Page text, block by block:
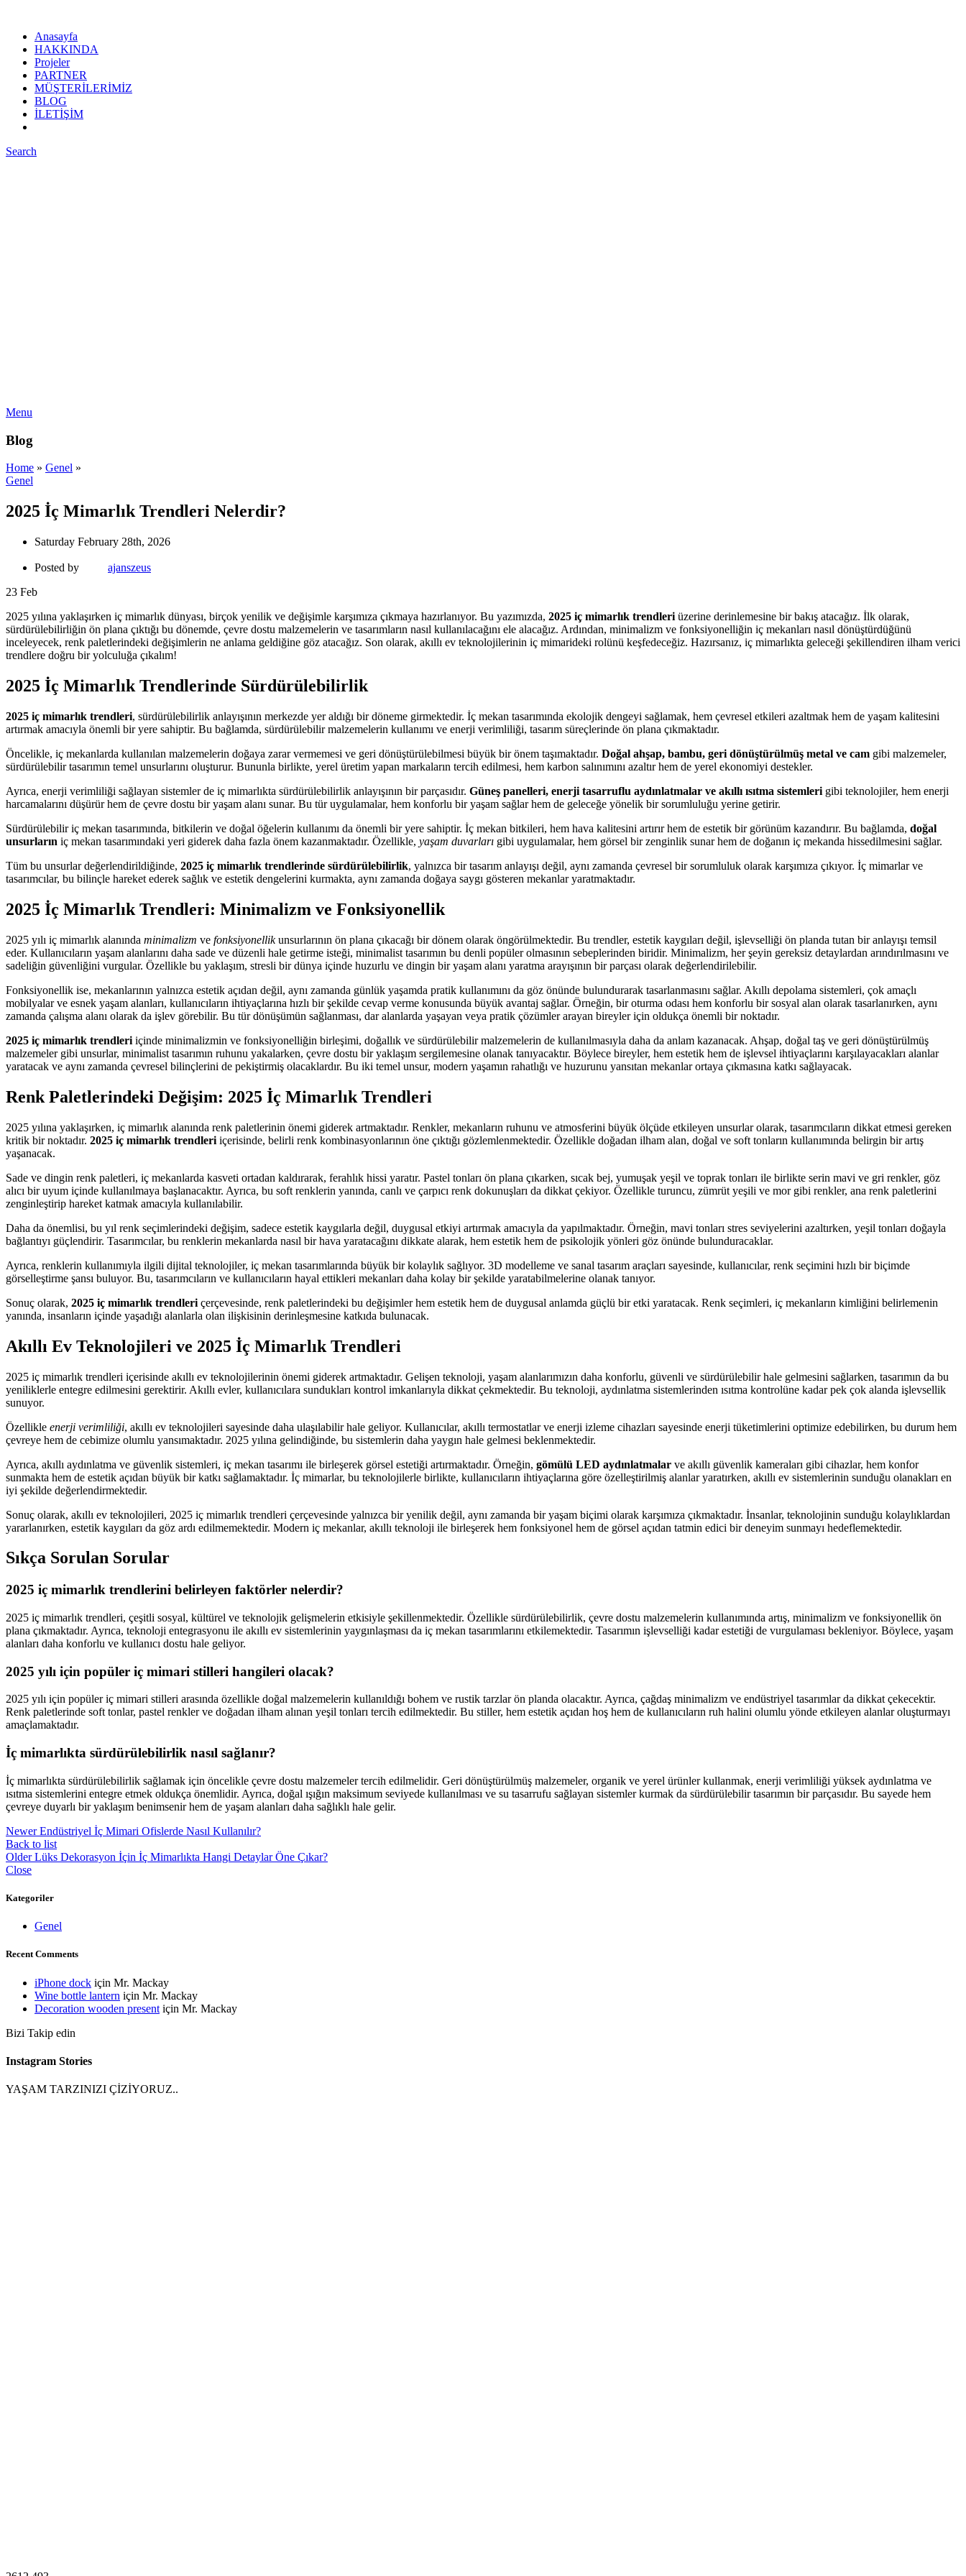
Anasayfa
HAKKINDA
Projeler
PARTNER
MÜŞTERİLERİMİZ
BLOG
İLETİŞİM
Search
Menu
Blog
Home » Genel »
Genel
2025 İç Mimarlık Trendleri Nelerdir?
Saturday February 28th, 2026
Posted by
ajanszeus
23 Feb
2025 yılına yaklaşırken iç mimarlık dünyası, birçok yenilik ve değişimle karşımıza çıkmaya hazırlanıyor. Bu yazımızda, 2025 iç mimarlık trendleri üzerine derinlemesine bir bakış atacağız. İlk olarak,
sürdürülebilirliğin ön plana çıktığı bu dönemde, çevre dostu malzemelerin ve tasarımların nasıl kullanılacağını ele alacağız. Ardından, minimalizm ve fonksiyonelliğin iç mekanları nasıl dönüştürdüğünü
inceleyecek, renk paletlerindeki değişimlerin ne anlama geldiğine göz atacağız. Son olarak, akıllı ev teknolojilerinin iç mimarideki rolünü keşfedeceğiz. Hazırsanız, iç mimarlıkta geleceği şekillendiren ilham verici
trendlere doğru bir yolculuğa çıkalım!
2025 İç Mimarlık Trendlerinde Sürdürülebilirlik
2025 iç mimarlık trendleri, sürdürülebilirlik anlayışının merkezde yer aldığı bir döneme girmektedir. İç mekan tasarımında ekolojik dengeyi sağlamak, hem çevresel etkileri azaltmak hem de yaşam kalitesini
artırmak amacıyla önemli bir yere sahiptir. Bu bağlamda, sürdürülebilir malzemelerin kullanımı ve enerji verimliliği, tasarım süreçlerinde ön plana çıkmaktadır.
Öncelikle, iç mekanlarda kullanılan malzemelerin doğaya zarar vermemesi ve geri dönüştürülebilmesi büyük bir önem taşımaktadır. Doğal ahşap, bambu, geri dönüştürülmüş metal ve cam gibi malzemeler,
sürdürülebilir tasarımın temel unsurlarını oluşturur. Bununla birlikte, yerel üretim yapan markaların tercih edilmesi, hem karbon salınımını azaltır hem de yerel ekonomiyi destekler.
Ayrıca, enerji verimliliği sağlayan sistemler de iç mimarlıkta sürdürülebilirlik anlayışının bir parçasıdır. Güneş panelleri, enerji tasarruflu aydınlatmalar ve akıllı ısıtma sistemleri gibi teknolojiler, hem enerji
harcamalarını düşürür hem de çevre dostu bir yaşam alanı sunar. Bu tür uygulamalar, hem konforlu bir yaşam sağlar hem de geleceğe yönelik bir sorumluluğu yerine getirir.
Sürdürülebilir iç mekan tasarımında, bitkilerin ve doğal öğelerin kullanımı da önemli bir yere sahiptir. İç mekan bitkileri, hem hava kalitesini artırır hem de estetik bir görünüm kazandırır. Bu bağlamda, doğal
unsurların iç mekan tasarımındaki yeri giderek daha fazla önem kazanmaktadır. Özellikle, yaşam duvarları gibi uygulamalar, hem görsel bir zenginlik sunar hem de doğanın iç mekanda hissedilmesini sağlar.
Tüm bu unsurlar değerlendirildiğinde, 2025 iç mimarlık trendlerinde sürdürülebilirlik, yalnızca bir tasarım anlayışı değil, aynı zamanda çevresel bir sorumluluk olarak karşımıza çıkıyor. İç mimarlar ve
tasarımcılar, bu bilinçle hareket ederek sağlık ve estetik dengelerini kurmakta, aynı zamanda doğaya saygı gösteren mekanlar yaratmaktadır.
2025 İç Mimarlık Trendleri: Minimalizm ve Fonksiyonellik
2025 yılı iç mimarlık alanında minimalizm ve fonksiyonellikunsurlarının ön plana çıkacağı bir dönem olarak öngörülmektedir. Bu trendler, estetik kaygıları değil, işlevselliği ön planda tutan bir anlayışı temsil
eder. Kullanıcıların yaşam alanlarını daha sade ve düzenli hale getirme isteği, minimalist tasarımın bu denli popüler olmasının sebeplerinden biridir. Minimalizm, her şeyin gereksiz detaylardan arındırılmasını ve
sadeliğin güvenliğini vurgular. Özellikle bu yaklaşım, stresli bir dünya içinde huzurlu ve dingin bir yaşam alanı yaratma arayışının bir parçası olarak değerlendirilebilir.
Fonksiyonellik ise, mekanlarının yalnızca estetik açıdan değil, aynı zamanda günlük yaşamda pratik kullanımını da göz önünde bulundurarak tasarlanmasını sağlar. Akıllı depolama sistemleri, çok amaçlı
mobilyalar ve esnek yaşam alanları, kullanıcıların ihtiyaçlarına hızlı bir şekilde cevap verme konusunda büyük avantaj sağlar. Örneğin, bir oturma odası hem konforlu bir sosyal alan olarak tasarlanırken, aynı
zamanda çalışma alanı olarak da işlev görebilir. Bu tür dönüşümün sağlanması, dar alanlarda yaşayan veya pratik çözümler arayan bireyler için oldukça önemli bir noktadır.
2025 iç mimarlık trendleri içinde minimalizmin ve fonksiyonelliğin birleşimi, doğallık ve sürdürülebilir malzemelerin de kullanılmasıyla daha da anlam kazanacak. Ahşap, doğal taş ve geri dönüştürülmüş
malzemeler gibi unsurlar, minimalist tasarımın ruhunu yakalarken, çevre dostu bir yaklaşım sergilemesine olanak tanıyacaktır. Böylece bireyler, hem estetik hem de işlevsel ihtiyaçlarını karşılayacakları alanlar
yaratacak ve aynı zamanda çevresel bilinçlerini de pekiştirmiş olacaklardır. Bu iki temel unsur, modern yaşamın rahatlığı ve huzurunu yansıtan mekanlar ortaya çıkmasına katkı sağlayacak.
Renk Paletlerindeki Değişim: 2025 İç Mimarlık Trendleri
2025 yılına yaklaşırken, iç mimarlık alanında renk paletlerinin önemi giderek artmaktadır. Renkler, mekanların ruhunu ve atmosferini büyük ölçüde etkileyen unsurlar olarak, tasarımcıların dikkat etmesi gereken
kritik bir noktadır. 2025 iç mimarlık trendleri içerisinde, belirli renk kombinasyonlarının öne çıktığı gözlemlenmektedir. Özellikle doğadan ilham alan, doğal ve soft tonların kullanımında belirgin bir artış
yaşanacak.
Sade ve dingin renk paletleri, iç mekanlarda kasveti ortadan kaldırarak, ferahlık hissi yaratır. Pastel tonları ön plana çıkarken, sıcak bej, yumuşak yeşil ve toprak tonları ile birlikte serin mavi ve gri renkler, göz
alıcı bir uyum içinde kullanılmaya başlanacaktır. Ayrıca, bu soft renklerin yanında, canlı ve çarpıcı renk dokunuşları da dikkat çekiyor. Özellikle turuncu, zümrüt yeşili ve mor gibi renkler, ana renk paletlerini
zenginleştirip hareket katmak amacıyla kullanılabilir.
Daha da önemlisi, bu yıl renk seçimlerindeki değişim, sadece estetik kaygılarla değil, duygusal etkiyi artırmak amacıyla da yapılmaktadır. Örneğin, mavi tonları stres seviyelerini azaltırken, yeşil tonları doğayla
bağlantıyı güçlendirir. Tasarımcılar, bu renklerin mekanlarda nasıl bir hava yaratacağını dikkate alarak, hem estetik hem de psikolojik yönleri göz önünde bulunduracaklar.
Ayrıca, renklerin kullanımıyla ilgili dijital teknolojiler, iç mekan tasarımlarında büyük bir kolaylık sağlıyor. 3D modelleme ve sanal tasarım araçları sayesinde, kullanıcılar, renk seçimini hızlı bir biçimde
görselleştirme şansı buluyor. Bu, tasarımcıların ve kullanıcıların hayal ettikleri mekanları daha kolay bir şekilde yaratabilmelerine olanak tanıyor.
Sonuç olarak, 2025 iç mimarlık trendleri çerçevesinde, renk paletlerindeki bu değişimler hem estetik hem de duygusal anlamda güçlü bir etki yaratacak. Renk seçimleri, iç mekanların kimliğini belirlemenin
yanında, insanların içinde yaşadığı alanlarla olan ilişkisinin derinleşmesine katkıda bulunacak.
Akıllı Ev Teknolojileri ve 2025 İç Mimarlık Trendleri
2025 iç mimarlık trendleri içerisinde akıllı ev teknolojilerinin önemi giderek artmaktadır. Gelişen teknoloji, yaşam alanlarımızın daha konforlu, güvenli ve sürdürülebilir hale gelmesini sağlarken, tasarımın da bu
yeniliklerle entegre edilmesini gerektirir. Akıllı evler, kullanıcılara sundukları kontrol imkanlarıyla dikkat çekmektedir. Bu teknoloji, aydınlatma sistemlerinden ısıtma kontrolüne kadar pek çok alanda işlevsellik
sunuyor.
Özellikle enerji verimliliği, akıllı ev teknolojileri sayesinde daha ulaşılabilir hale geliyor. Kullanıcılar, akıllı termostatlar ve enerji izleme cihazları sayesinde enerji tüketimlerini optimize edebilirken, bu durum hem
çevreye hem de cebimize olumlu yansımaktadır. 2025 yılına gelindiğinde, bu sistemlerin daha yaygın hale gelmesi beklenmektedir.
Ayrıca, akıllı aydınlatma ve güvenlik sistemleri, iç mekan tasarımı ile birleşerek görsel estetiği artırmaktadır. Örneğin, gömülü LED aydınlatmalar ve akıllı güvenlik kameraları gibi cihazlar, hem konfor
sunmakta hem de estetik açıdan büyük bir katkı sağlamaktadır. İç mimarlar, bu teknolojilerle birlikte, kullanıcıların ihtiyaçlarına göre özelleştirilmiş alanlar yaratırken, akıllı ev sistemlerinin sunduğu olanakları en
iyi şekilde değerlendirmektedir.
Sonuç olarak, akıllı ev teknolojileri, 2025 iç mimarlık trendleri çerçevesinde yalnızca bir yenilik değil, aynı zamanda bir yaşam biçimi olarak karşımıza çıkmaktadır. İnsanlar, teknolojinin sunduğu kolaylıklardan
yararlanırken, estetik kaygıları da göz ardı edilmemektedir. Modern iç mekanlar, akıllı teknoloji ile birleşerek hem fonksiyonel hem de görsel açıdan tatmin edici bir deneyim sunmayı hedeflemektedir.
Sıkça Sorulan Sorular
2025 iç mimarlık trendlerini belirleyen faktörler nelerdir?
2025 iç mimarlık trendleri, çeşitli sosyal, kültürel ve teknolojik gelişmelerin etkisiyle şekillenmektedir. Özellikle sürdürülebilirlik, çevre dostu malzemelerin kullanımında artış, minimalizm ve fonksiyonellik ön
plana çıkmaktadır. Ayrıca, teknoloji entegrasyonu ile akıllı ev sistemlerinin yaygınlaşması da iç mekan tasarımlarını etkilemektedir. Tasarımın işlevselliği kadar estetiği de vurgulaması bekleniyor. Böylece, yaşam
alanları daha konforlu ve kullanıcı dostu hale geliyor.
2025 yılı için popüler iç mimari stilleri hangileri olacak?
2025 yılı için popüler iç mimari stilleri arasında özellikle doğal malzemelerin kullanıldığı bohem ve rustik tarzlar ön planda olacaktır. Ayrıca, çağdaş minimalizm ve endüstriyel tasarımlar da dikkat çekecektir.
Renk paletlerinde soft tonlar, pastel renkler ve doğadan ilham alınan yeşil tonları tercih edilmektedir. Bu stiller, hem estetik açıdan hoş hem de kullanıcıların ruh halini olumlu yönde etkileyen alanlar oluşturmayı
amaçlamaktadır.
İç mimarlıkta sürdürülebilirlik nasıl sağlanır?
İç mimarlıkta sürdürülebilirlik sağlamak için öncelikle çevre dostu malzemeler tercih edilmelidir. Geri dönüştürülmüş malzemeler, organik ve yerel ürünler kullanmak, enerji verimliliği yüksek aydınlatma ve
ısıtma sistemlerini entegre etmek oldukça önemlidir. Ayrıca, doğal ışığın maksimum seviyede kullanılması ve su tasarrufu sağlayan sistemler kurmak da sürdürülebilir tasarımın bir parçasıdır. Bu sayede hem
çevreye duyarlı bir yaklaşım benimsenir hem de yaşam alanları daha sağlıklı hale gelir.
Newer Endüstriyel İç Mimari Ofislerde Nasıl Kullanılır?
Back to list
Older Lüks Dekorasyon İçin İç Mimarlıkta Hangi Detaylar Öne Çıkar?
Close
Kategoriler
Genel
Recent Comments
iPhone dock için Mr. Mackay
Wine bottle lantern için Mr. Mackay
Decoration wooden present için Mr. Mackay
Bizi Takip edin
Instagram Stories
YAŞAM TARZINIZI ÇİZİYORUZ..